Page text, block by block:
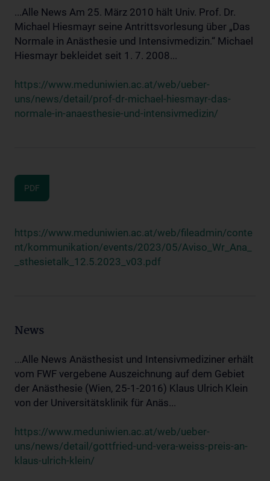
...Alle News Am 25. März 2010 hält Univ. Prof. Dr.
Michael Hiesmayr seine Antrittsvorlesung über „Das
Normale in Anästhesie und Intensivmedizin.“ Michael
Hiesmayr bekleidet seit 1. 7. 2008...
https://www.meduniwien.ac.at/web/ueber-
uns/news/detail/prof-dr-michael-hiesmayr-das-
normale-in-anaesthesie-und-intensivmedizin/
PDF
https://www.meduniwien.ac.at/web/fileadmin/conte
nt/kommunikation/events/2023/05/Aviso_Wr_Ana_
_sthesietalk_12.5.2023_v03.pdf
News
...Alle News Anästhesist und Intensivmediziner erhält
vom FWF vergebene Auszeichnung auf dem Gebiet
der Anästhesie (Wien, 25-1-2016) Klaus Ulrich Klein
von der Universitätsklinik für Anäs...
https://www.meduniwien.ac.at/web/ueber-
uns/news/detail/gottfried-und-vera-weiss-preis-an-
klaus-ulrich-klein/